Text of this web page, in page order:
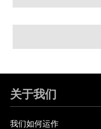
关于我们
我们如何运作